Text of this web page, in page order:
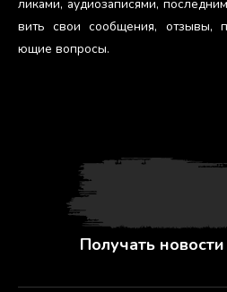
Воп­ро­сы по за­казам в ма­гази­не —
ющие воп­ро­сы.